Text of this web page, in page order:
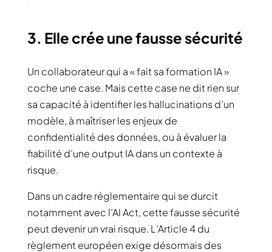
3. Elle crée une fausse sécurité
Un collaborateur qui a « fait sa formation IA »
coche une case. Mais cette case ne dit rien sur
sa capacité à identifier les hallucinations d’un
modèle, à maîtriser les enjeux de
confidentialité des données, ou à évaluer la
fiabilité d’une output IA dans un contexte à
risque.
Dans un cadre réglementaire qui se durcit
notamment avec l’AI Act, cette fausse sécurité
peut devenir un vrai risque. L’Article 4 du
règlement européen exige désormais des